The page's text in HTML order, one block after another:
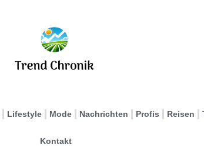
Lifestyle Mode Nachrichten Profis Reisen
Kontakt